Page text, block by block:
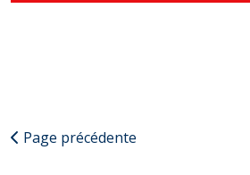
Page précédente